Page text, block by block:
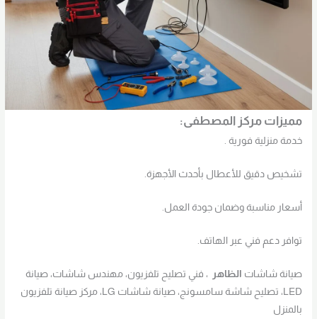
مميزات مركز المصطفى:
خدمة منزلية فورية .
تشخيص دقيق للأعطال بأحدث الأجهزة.
أسعار مناسبة وضمان جودة العمل.
توافر دعم فني عبر الهاتف.
صيانة شاشات الظاهر
، فني تصليح تلفزيون، مهندس شاشات، صيانة
LED، تصليح شاشة سامسونج، صيانة شاشات LG، مركز صيانة تلفزيون
بالمنزل